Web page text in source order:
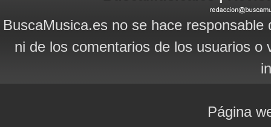
BuscaMusica.es no se hace
ni de los comentarios de los usuarios
Página